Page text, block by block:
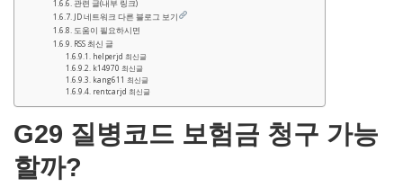
관련 글(내부 링크)
JD 네트워크 다른 블로그 보기
도움이 필요하시면
RSS 최신 글
helperjd 최신글
k14970 최신글
kang611 최신글
rentcarjd 최신글
G29 질병코드 보험금 청구 가능
할까?